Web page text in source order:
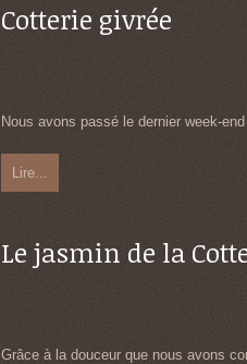
Cotterie givrée
Nous avons passé le dernier week-
Lire...
Le jasmin de la
Grâce à la douceur que nous avons